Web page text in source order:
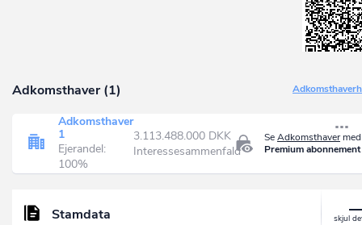
Adkomsthaver (1)
SeAdkomsthaver
Premium abonnement
Adkomsthaver
1
Ejerandel:
100%
3.113.488.000 DKK
Interessesammenfald
Stamdata